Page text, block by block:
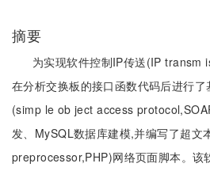
摘要
为实现软件控制IP传送(IP transm
在分析交换板的接口函数代码后进行
(simp le ob ject access
发、MySQL数据库建模,并编写了超文
preprocessor,PHP)网络页面脚本。该